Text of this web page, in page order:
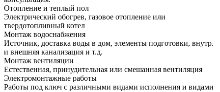
Отопление и теплый пол
Электрический обогрев, газовое отопление или
твердотопливный котел
Монтаж водоснабжения
Источник, доставка воды в дом, элементы подготовки, внутр.
и внешняя канализация и т.д.
Монтаж вентиляции
Естественная, принудительная или смешанная вентиляция
Электромонтажные работы
Работы под ключ с различными видами исполнения и видами